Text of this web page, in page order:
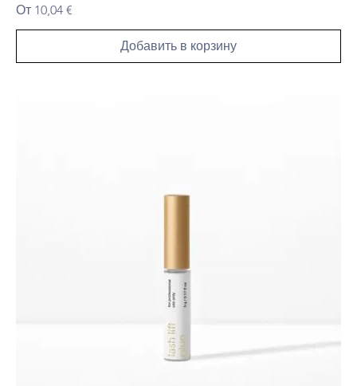
От 10,04 €
Цена со скидкой
Добавить в корзину